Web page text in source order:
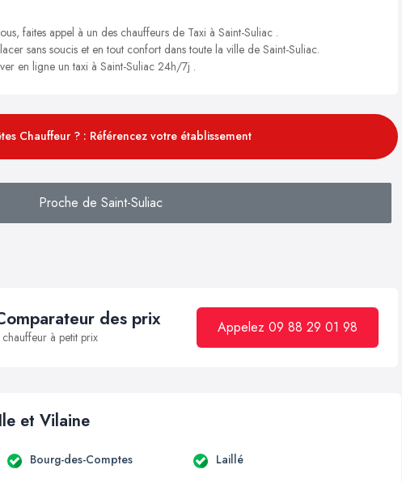
faites appel à un des chauffeurs de Taxi à Saint-Suliac .
sans soucis et en tout confort dans toute la ville de Saint-Suliac.
en ligne un taxi à Saint-Suliac 24h/7j .
Chauffeur ? : Référencez votre établissement
Proche de Saint-Suliac
des prix
à petit prix
Appelez 09 88 29 01 98
et Vilaine
Bourg-des-Comptes Laillé